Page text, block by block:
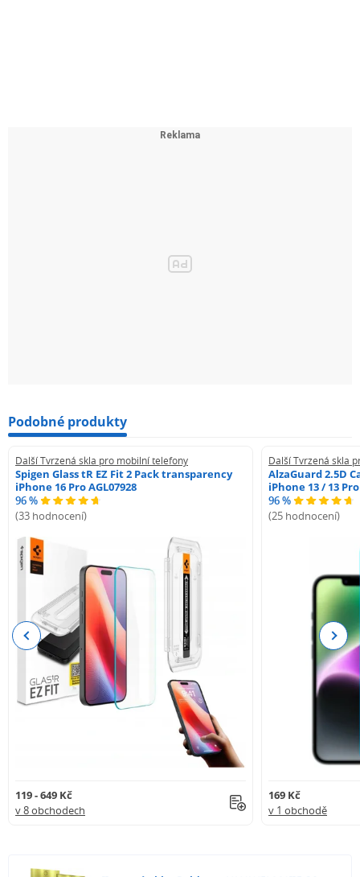
Podobné produkty
Další Tvrzená skla pro mobilní telefony
Spigen Glass tR EZ Fit 2 Pack transparency
iPhone 16 Pro AGL07928
96 %
(33 hodnocení)
119 - 649 Kč
v 8 obchodech
Další Tvrzená skla
AlzaGuard 2.5D
iPhone 13 / 13 Pro
96 %
(25 hodnocení)
169 Kč
v 1 obchodě
Previous Next